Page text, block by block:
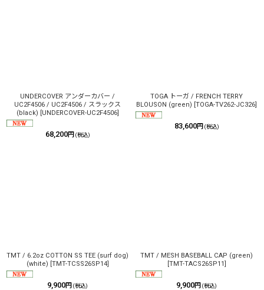
UNDERCOVER アンダーカバー /
UC2F4506 / UC2F4506 / スラックス
(black) [UNDERCOVER-UC2F4506]
68,200円 (税込)
TOGA トーガ / FRENCH TERRY
BLOUSON (green) [TOGA-TV262-JC326]
83,600円 (税込)
TMT / 6.2oz COTTON SS TEE (surf dog)
(white) [TMT-TCSS26SP14]
9,900円 (税込)
TMT / MESH BASEBALL CAP (green)
[TMT-TACS26SP11]
9,900円 (税込)